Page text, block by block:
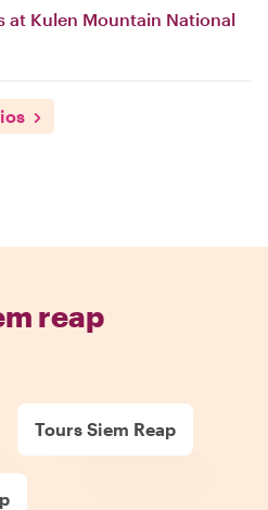
at Kulen Mountain National
reap
Tours Siem Reap